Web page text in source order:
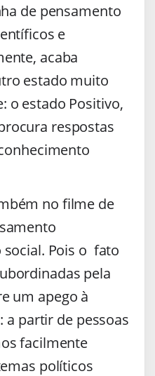
de pensamento
e
acaba
estado muito
o estado Positivo,
respostas
no filme de
Pois o fato
pela
um apego à
a partir de pessoas
facilmente
políticos